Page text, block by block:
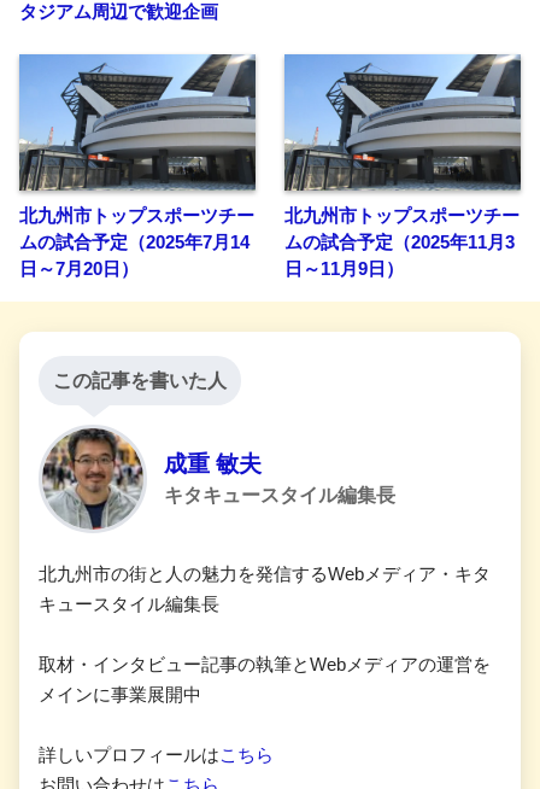
タジアム周辺で歓迎企画
北九州市トップスポーツチー
ムの試合予定（2025年7月14
日～7月20日）
北九州市トップスポーツチー
ムの試合予定（2025年11月3
日～11月9日）
この記事を書いた人
成重 敏夫
キタキュースタイル編集長
北九州市の街と人の魅力を発信するWebメディア・キタ
キュースタイル編集長
取材・インタビュー記事の執筆とWebメディアの運営を
メインに事業展開中
詳しいプロフィールはこちら